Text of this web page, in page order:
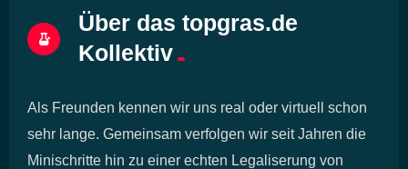
Über das topgras.de
Kollektiv
Als Freunden kennen wir uns real oder virtuell schon
sehr lange. Gemeinsam verfolgen wir seit Jahren die
Minischritte hin zu einer echten Legaliserung von